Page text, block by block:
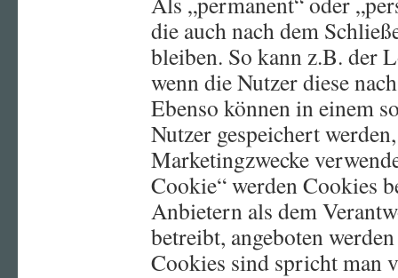
die auch nach dem
bleiben. So kann z.B. der
wenn die Nutzer diese
Ebenso können in einem
Nutzer gespeichert
Marketingzwecke
Cookie“ werden Cookies
Anbietern als dem
betreibt, angeboten
Cookies sind spricht man